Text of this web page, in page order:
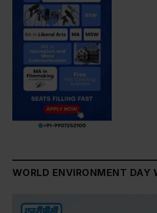
WORLD ENVIRONMENT DAY